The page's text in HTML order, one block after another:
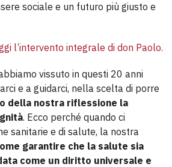
sociale e un futuro più giusto e
l’intervento integrale di don Paolo.
vissuto in questi 20 anni
e a guidarci, nella scelta di porre
della nostra riflessione la
. Ecco perché quando ci
sanitarie e di salute, la nostra
garantire che la salute sia
come un diritto universale e